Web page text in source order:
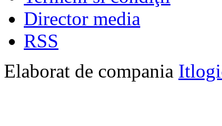
Director media
RSS
Elaborat de compania